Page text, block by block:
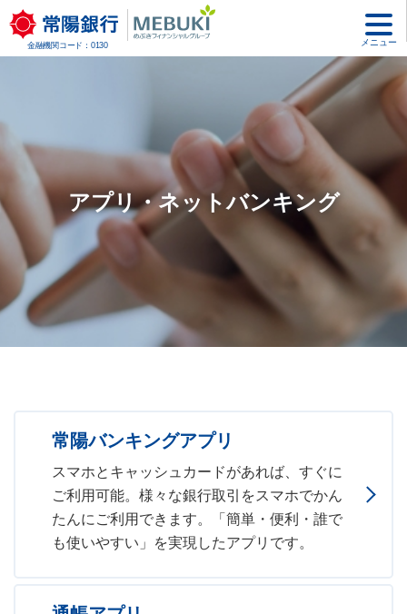
金融機関コード：0130 メニュー
アプリ・ネットバンキング
常陽バンキングアプリ
スマホとキャッシュカードがあれば、すぐに
ご利用可能。様々な銀行取引をスマホでかん
たんにご利用できます。「簡単・便利・誰で
も使いやすい」を実現したアプリです。